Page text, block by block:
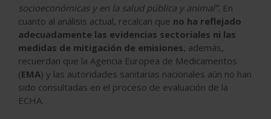
socioeconómicas y en la salud pública y animal”. En
cuanto al análisis actual, recalcan que no ha reflejado
adecuadamente las evidencias sectoriales ni las
medidas de mitigación de emisiones, además,
recuerdan que la Agencia Europea de Medicamentos
(EMA) y las autoridades sanitarias nacionales aún no han
sido consultadas en el proceso de evaluación de la
ECHA.